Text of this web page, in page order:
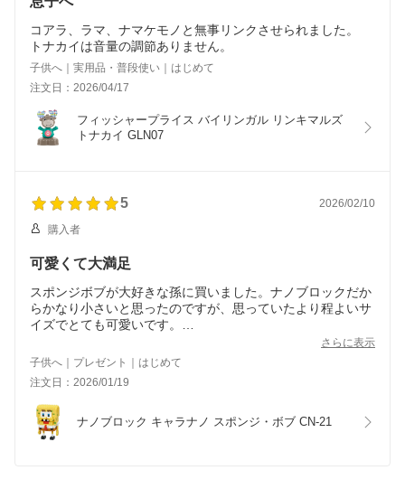
コアラ、ラマ、ナマケモノと無事リンクさせられました。
トナカイは音量の調節ありません。
子供へ｜実用品・普段使い｜はじめて
注文日：2026/04/17
フィッシャープライス バイリンガル リンキマルズ
トナカイ GLN07
5 2026/02/10
購入者
可愛くて大満足
スポンジボブが大好きな孫に買いました。ナノブロックだか
らかなり小さいと思ったのですが、思っていたより程よいサ
イズでとても可愛いです。
9歳の孫でもあっという間に完成しました。箱がケースにな
るのも素敵です！
さらに表示
子供へ｜プレゼント｜はじめて
注文日：2026/01/19
ナノブロック キャラナノ スポンジ・ボブ CN-21